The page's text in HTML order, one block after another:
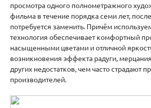
просмотра одного полнометражного
фильма в течение порядка семи лет,
потребуется заменить. Причём
технология обеспечивает комфортный
насыщенными цветами и отличной
возникновения эффекта радуги,
других недостатков, чем часто страдают
производителей.